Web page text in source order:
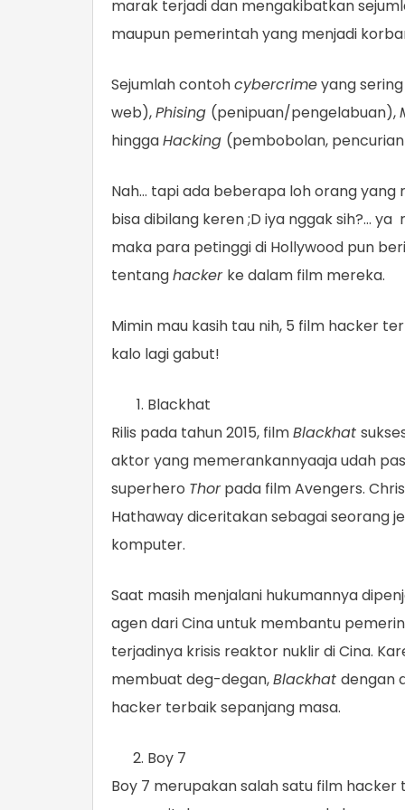
marak terjadi dan mengakibatkan
maupun pemerintah yang menjadi
Sejumlah contohcybercrimeyang
web),Phising (penipuan/pengelabuan),
hinggaHacking (pembobolan,
Nah… tapi ada beberapa loh orang
bisa dibilang keren ;D iya nggak sih?…
maka para petinggi di Hollywood pun
tentanghacker ke dalam film mereka.
Mimin mau kasih tau nih, 5 film hacker
kalo lagi gabut!
Blackhat
Rilis pada tahun 2015, filmBlackhat
aktor yang memerankannyaaja udah
superhero Thorpada film Avengers.
Hathaway diceritakan sebagai seorang
komputer.
Saat masih menjalani hukumannya
agen dari Cina untuk membantu
terjadinya krisis reaktor nuklir di Cina.
membuat deg-degan,Blackhat dengan
hacker terbaik sepanjang masa.
Boy 7
Boy 7 merupakan salah satu film